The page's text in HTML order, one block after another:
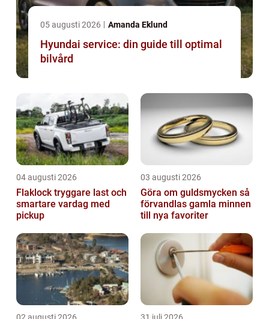
05 augusti 2026 Amanda Eklund
Hyundai service: din guide till optimal
bilvård
04 augusti 2026
Flaklock tryggare last och
smartare vardag med
pickup
03 augusti 2026
Göra om guldsmycken så
förvandlas gamla minnen
till nya favoriter